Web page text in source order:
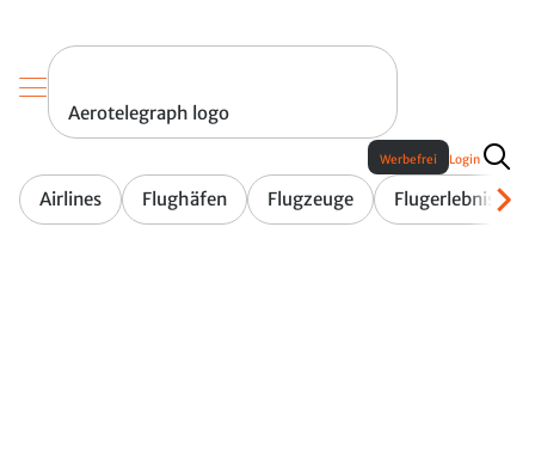
Aerotelegraph logo
Airlines Flughäfen Flugzeuge Flugerlebnis
Werbefrei Login